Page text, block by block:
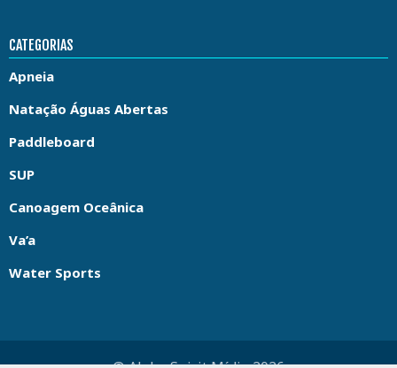
CATEGORIAS
Apneia
Natação Águas Abertas
Paddleboard
SUP
Canoagem Oceânica
Va’a
Water Sports